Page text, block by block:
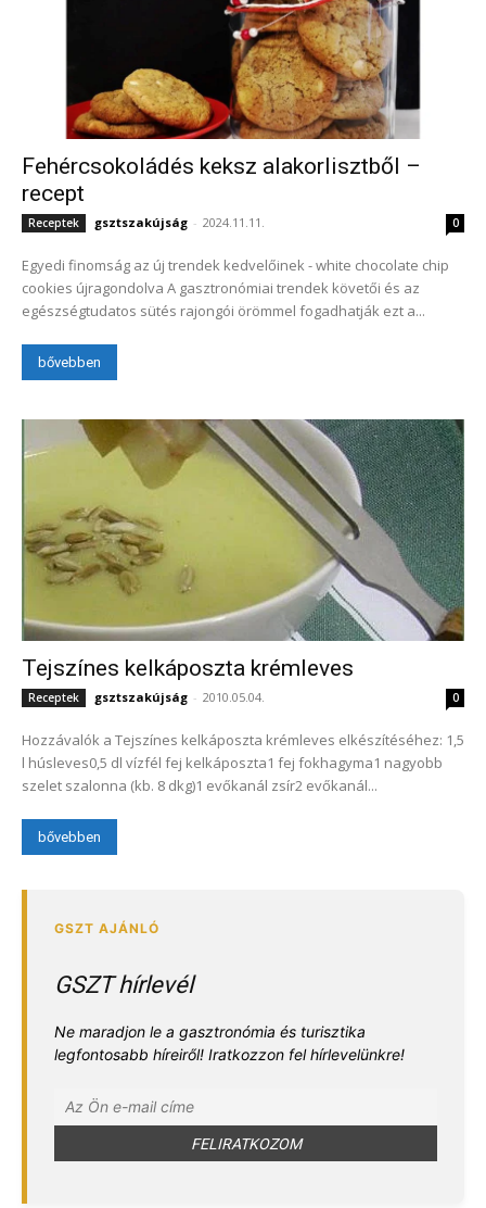
Fehércsokoládés keksz alakorlisztből –
recept
Receptek gsztszakújság - 2024.11.11. 0
Egyedi finomság az új trendek kedvelőinek - white chocolate chip
cookies újragondolva A gasztronómiai trendek követői és az
egészségtudatos sütés rajongói örömmel fogadhatják ezt a...
bővebben
Tejszínes kelkáposzta krémleves
Receptek gsztszakújság - 2010.05.04. 0
Hozzávalók a Tejszínes kelkáposzta krémleves elkészítéséhez: 1,5
l húsleves0,5 dl vízfél fej kelkáposzta1 fej fokhagyma1 nagyobb
szelet szalonna (kb. 8 dkg)1 evőkanál zsír2 evőkanál...
bővebben
GSZT hírlevél
Ne maradjon le a gasztronómia és turisztika
legfontosabb híreiről! Iratkozzon fel hírlevelünkre!